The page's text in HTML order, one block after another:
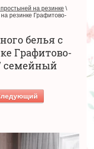
на резинке \
резинке Графитово-
белья с
Графитово-
семейный